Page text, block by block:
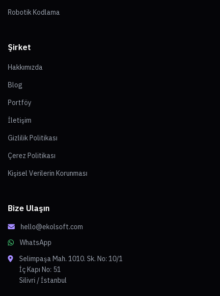
Robotik Kodlama
Şirket
Hakkımızda
Blog
Portföy
İletişim
Gizlilik Politikası
Çerez Politikası
Kişisel Verilerin Korunması
Bize Ulaşın
hello@ekolsoft.com
WhatsApp
Selimpaşa Mah. 1010. Sk. No: 10/1
İç Kapı No: 51
Silivri / İstanbul